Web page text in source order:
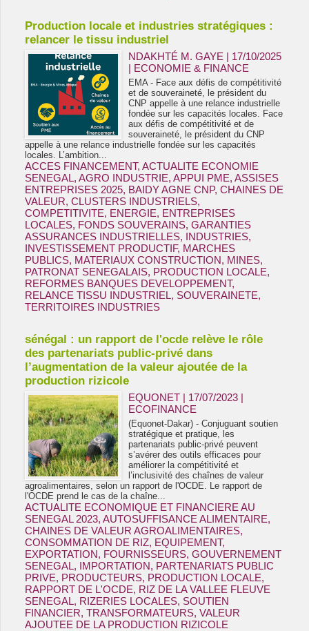
Production locale et industries stratégiques :
relancer le tissu industriel
NDAKHTÉ M. GAYE | 17/10/2025
| ECONOMIE & FINANCE
EMA - Face aux défis de compétitivité
et de souveraineté, le président du
CNP appelle à une relance industrielle
fondée sur les capacités locales. Face
aux défis de compétitivité et de
souveraineté, le président du CNP
appelle à une relance industrielle fondée sur les capacités
locales. L’ambition...
ACCES FINANCEMENT, ACTUALITE ECONOMIE
SENEGAL, AGRO INDUSTRIE, APPUI PME, ASSISES
ENTREPRISES 2025, BAIDY AGNE CNP, CHAINES DE
VALEUR, CLUSTERS INDUSTRIELS,
COMPETITIVITE, ENERGIE, ENTREPRISES
LOCALES, FONDS SOUVERAINS, GARANTIES
ASSURANCES INDUSTRIELLES, INDUSTRIES,
INVESTISSEMENT PRODUCTIF, MARCHES
PUBLICS, MATERIAUX CONSTRUCTION, MINES,
PATRONAT SENEGALAIS, PRODUCTION LOCALE,
REFORMES BANQUES DEVELOPPEMENT,
RELANCE TISSU INDUSTRIEL, SOUVERAINETE,
TERRITOIRES INDUSTRIES
sénégal : un rapport de l'ocde relève le rôle
des partenariats public-privé dans
l’augmentation de la valeur ajoutée de la
production rizicole
EQUONET | 17/07/2023 |
ECOFINANCE
(Equonet-Dakar) - Conjuguant soutien
stratégique et pratique, les
partenariats public-privé peuvent
s’avérer des outils efficaces pour
améliorer la compétitivité et
l’inclusivité des chaînes de valeur
agroalimentaires, selon un rapport de l'OCDE. Le rapport de
l'OCDE prend le cas de la chaîne...
ACTUALITE ECONOMIQUE ET FINANCIERE AU
SENEGAL 2023, AUTOSUFFISANCE ALIMENTAIRE,
CHAINES DE VALEUR AGROALIMENTAIRES,
CONSOMMATION DE RIZ, EQUIPEMENT,
EXPORTATION, FOURNISSEURS, GOUVERNEMENT
SENEGAL, IMPORTATION, PARTENARIATS PUBLIC
PRIVE, PRODUCTEURS, PRODUCTION LOCALE,
RAPPORT DE L'OCDE, RIZ DE LA VALLEE FLEUVE
SENEGAL, RIZERIES LOCALES, SOUTIEN
FINANCIER, TRANSFORMATEURS, VALEUR
AJOUTEE DE LA PRODUCTION RIZICOLE